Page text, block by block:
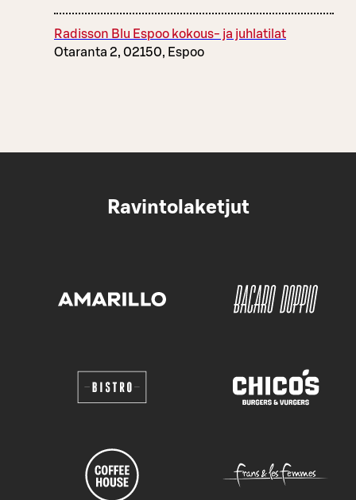
Radisson Blu Espoo kokous- ja juhlatilat
Otaranta 2, 02150, Espoo
Ravintolaketjut